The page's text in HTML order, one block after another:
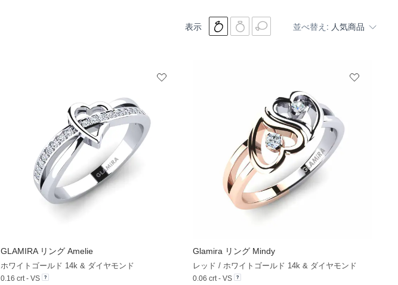
表示 並べ替え: 人気商品
GLAMIRAリング Amelie
ホワイトゴールド 14k & ダイヤモンド
0.16 crt - VS
Glamira リング Mindy
レッド / ホワイトゴールド 14k & ダイヤモンド
0.06 crt - VS